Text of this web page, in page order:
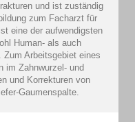
und ist zuständig
zum Facharzt für
eine der aufwendigsten
Human- als auch
Arbeitsgebiet eines
im Zahnwurzel- und
und Korrekturen von
Gaumenspalte.